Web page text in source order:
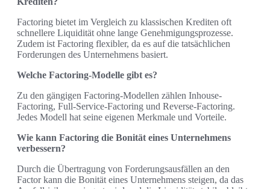
Factoring bietet im Vergleich zu klassischen Krediten oft
schnellere Liquidität ohne lange Genehmigungsprozesse.
Zudem ist Factoring flexibler, da es auf die tatsächlichen
Forderungen des Unternehmens basiert.
Welche Factoring-Modelle gibt es?
Zu den gängigen Factoring-Modellen zählen Inhouse-
Factoring, Full-Service-Factoring und Reverse-Factoring.
Jedes Modell hat seine eigenen Merkmale und Vorteile.
Wie kann Factoring die Bonität eines Unternehmens
verbessern?
Durch die Übertragung von Forderungsausfällen an den
Factor kann die Bonität eines Unternehmens steigen, da das